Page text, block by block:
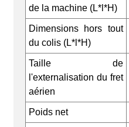
de la machine (L*l*H)
Dimensions hors tout
du colis (L*l*H)
Taille de
l'externalisation du fret
aérien
Poids net